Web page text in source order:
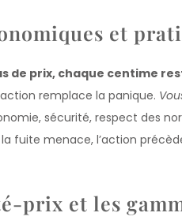
et
de prix, chaque centime
remplace la panique.
sécurité, respect des
fuite menace, l’action
prix et les